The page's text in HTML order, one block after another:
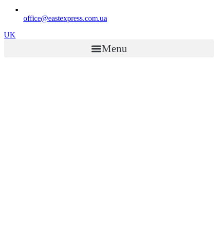
office@eastexpress.com.ua
UK
Menu